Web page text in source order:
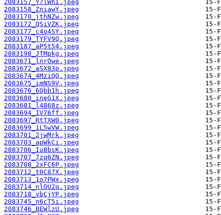
2083157_Y7lWhi.jpeg
2083158_ZniawY.jpeg
2083170_jthNZw.jpeg
2083172_QSiVZK.jpeg
2083177_c4o4SY.jpeg
2083179_TYFV9Q.jpeg
2083187_aP5t54.jpeg
2083198_JTMpkg.jpeg
2083671_lnrOwe.jpeg
2083672_aSX83p.jpeg
2083674_4MziQQ.jpeg
2083675_imNS9V.jpeg
2083676_6Qbb1h.jpeg
2083680_ineG1X.jpeg
2083681_l4868z.jpeg
2083694_IV76ff.jpeg
2083697_RtTXW0.jpeg
2083699_1L5wVW.jpeg
2083701_2jwMrk.jpeg
2083703_apWkCi.jpeg
2083706_Iu8bsK.jpeg
2083707_7zq6ZN.jpeg
2083708_2xFC6P.jpeg
2083712_t0C87X.jpeg
2083713_1o7PWx.jpeg
2083714_nlOU2q.jpeg
2083718_vbCjYP.jpeg
2083745_n6cT5i.jpeg
2083746_BEWlzU.jpeg